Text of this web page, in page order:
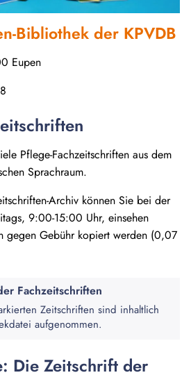
Bibliothek der KPVDB
Eupen
Pflege-Fachzeitschriften aus dem
Sprachraum.
Archiv können Sie bei der
9:00-15:00 Uhr, einsehen
gegen Gebühr kopiert werden (0,07
Fachzeitschriften
Zeitschriften sind inhaltlich
aufgenommen.
Die Zeitschrift der